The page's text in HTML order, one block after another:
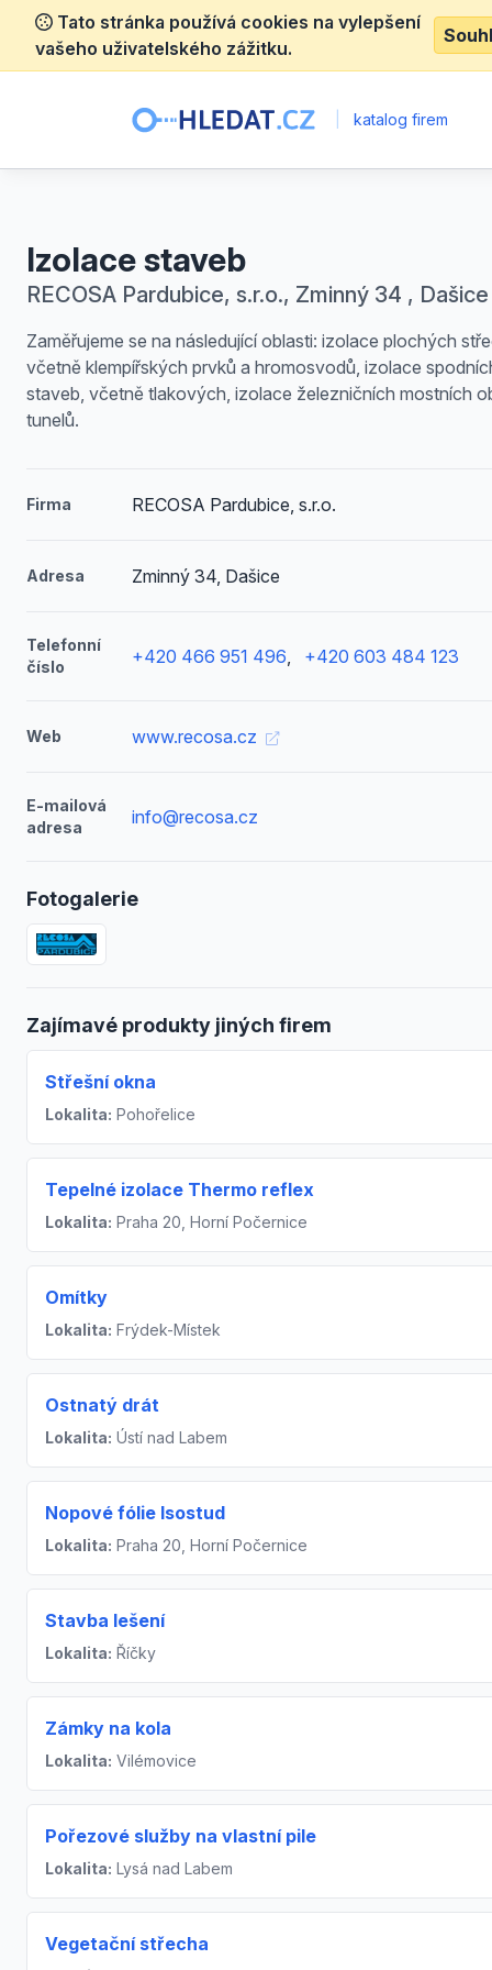
Tato stránka používá cookies na vylepšení
vašeho uživatelského zážitku.
katalog firem
Izolace staveb
RECOSA Pardubice, s.r.o., Zminný 34 , Dašice
Zaměřujeme se na následující oblasti: izolace plochých
včetně klempířských prvků a hromosvodů, izolace
staveb, včetně tlakových, izolace železničních mostních
tunelů.
Firma RECOSA Pardubice, s.r.o.
Adresa Zminný 34, Dašice
Telefonní
číslo
+420 466 951 496, +420 603 484 123
Web www.recosa.cz
E-mailová
adresa
info@recosa.cz
Fotogalerie
Zajímavé produkty jiných firem
Střešní okna
Lokalita: Pohořelice
Tepelné izolace Thermo reflex
Lokalita: Praha 20, Horní Počernice
Omítky
Lokalita: Frýdek-Místek
Ostnatý drát
Lokalita: Ústí nad Labem
Nopové fólie Isostud
Lokalita: Praha 20, Horní Počernice
Stavba lešení
Lokalita: Říčky
Zámky na kola
Lokalita: Vilémovice
Pořezové služby na vlastní pile
Lokalita: Lysá nad Labem
Vegetační střecha